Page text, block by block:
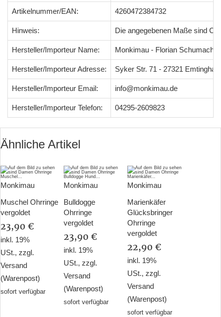
Artikelnummer/EAN: 4260472384732
Hinweis: Die angegebenen Maße sind
Hersteller/Importeur Name: Monkimau - Florian Schumacher
Hersteller/Importeur Adresse: Syker Str. 71 - 27321
Hersteller/Importeur Email: info@monkimau.de
Hersteller/Importeur Telefon: 04295-2609823
Ähnliche Artikel
Monkimau
Muschel Ohrringe
vergoldet
23,90 €
inkl. 19%
USt., zzgl.
Versand
(Warenpost)
sofort verfügbar
Monkimau
Bulldogge
Ohrringe
vergoldet
23,90 €
inkl. 19%
USt., zzgl.
Versand
(Warenpost)
sofort verfügbar
Monkimau
Marienkäfer
Glücksbringer
Ohrringe
vergoldet
22,90 €
inkl. 19%
USt., zzgl.
Versand
(Warenpost)
sofort verfügbar